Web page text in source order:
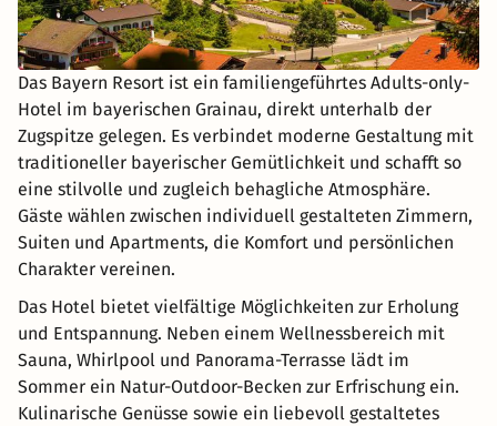
Das Bayern Resort ist ein familiengeführtes Adults-only-
Hotel im bayerischen Grainau, direkt unterhalb der
Zugspitze gelegen. Es verbindet moderne Gestaltung mit
traditioneller bayerischer Gemütlichkeit und schafft so
eine stilvolle und zugleich behagliche Atmosphäre.
Gäste wählen zwischen individuell gestalteten Zimmern,
Suiten und Apartments, die Komfort und persönlichen
Charakter vereinen.
Das Hotel bietet vielfältige Möglichkeiten zur Erholung
und Entspannung. Neben einem Wellnessbereich mit
Sauna, Whirlpool und Panorama-Terrasse lädt im
Sommer ein Natur-Outdoor-Becken zur Erfrischung ein.
Kulinarische Genüsse sowie ein liebevoll gestaltetes